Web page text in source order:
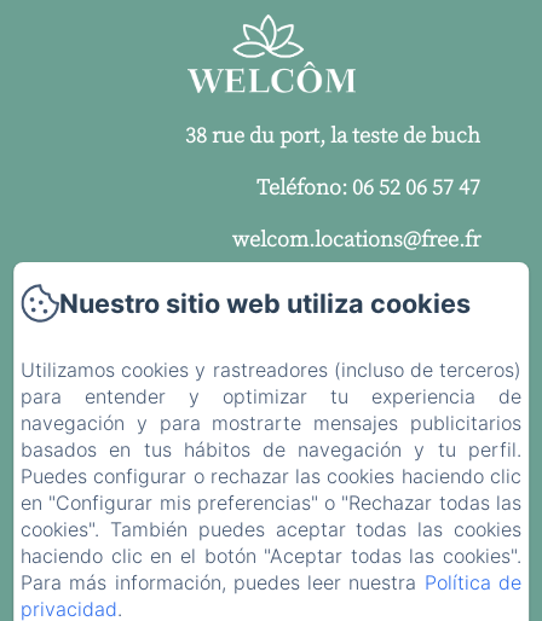
38 rue du port, la teste de buch
Teléfono: 06 52 06 57 47
welcom.locations@free.fr
El aviso legal
Contacto
Política de privacidad
Información legal
Información sobre cookies
EN
FR ES
Nuestro sitio web utiliza cookies
Utilizamos cookies y rastreadores (incluso de terceros)
para entender y optimizar tu experiencia de
navegación y para mostrarte mensajes publicitarios
basados en tus hábitos de navegación y tu perfil.
Puedes configurar o rechazar las cookies haciendo clic
en "Configurar mis preferencias" o "Rechazar todas las
cookies". También puedes aceptar todas las cookies
haciendo clic en el botón "Aceptar todas las cookies".
Para más información, puedes leer nuestra Política de
privacidad.